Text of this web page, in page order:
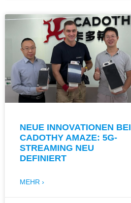
NEUE INNOVATIONEN BEI
CADOTHY AMAZE: 5G-
STREAMING NEU
DEFINIERT
MEHR ›